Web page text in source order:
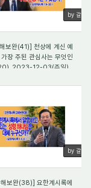
by 갈렙
보완(41)] 천상에 계신 예
장 주된 관심사는 무엇인
12-03(주일)
by 갈렙
해보완(38)] 요한계시록에